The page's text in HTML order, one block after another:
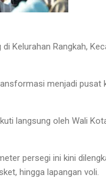
Kelurahan Rangkah,
menjadi pusat
langsung oleh Wali
persegi ini kini
hingga lapangan voli.